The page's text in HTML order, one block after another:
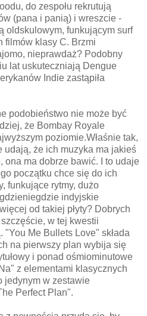
do zespołu rekrutują
(pana i panią) i wreszcie -
oldskulowym, funkującym surf
filmów klasy C. Brzmi
nieprawdaż? Podobny
lat uskuteczniają Dengue
Indie zastąpiła
podobieństwo nie może być
że Bombay Royale
poziomie.Właśnie tak,
udają, że ich muzyka ma jakieś
ona ma dobrze bawić. I to udaje
początku chce się do ich
funkujące rytmy, dużo
indyjskie
od takiej płyty? Dobrych
w tej kwestii
Me Bullets Love" składa
na pierwszy plan wybija się
i ponad ośmiominutowe
z elementami klasycznych
jedynym w zestawie
Perfect Plan".